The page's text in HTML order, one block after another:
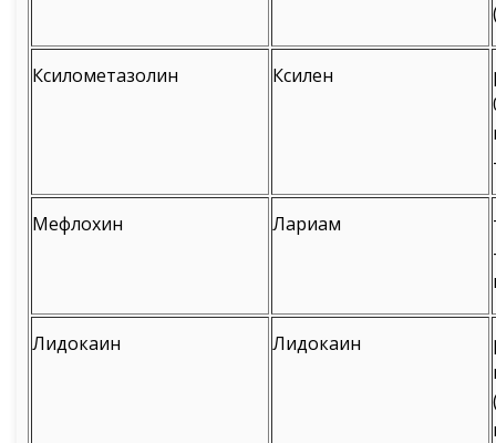
Ксилометазолин Ксилен
Мефлохин Лариам
Лидокаин Лидокаин